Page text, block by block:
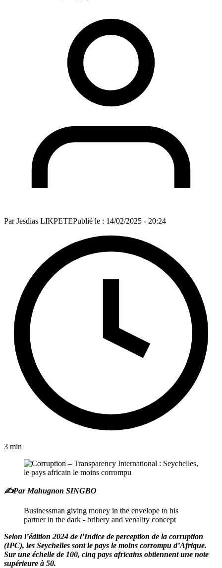
ParJesdias LIKPETEPublié le : 14/02/2025 - 20:24
3 min
✍️Par Mahugnon SINGBO
Businessman giving money in the envelope to his
partner in the dark - bribery and venality concept
Selon l’édition 2024 de l’Indice de perception de la corruption
(IPC), les Seychelles sont le pays le moins corrompu d’Afrique.
Sur une échelle de 100, cinq pays africains obtiennent une note
supérieure à 50.